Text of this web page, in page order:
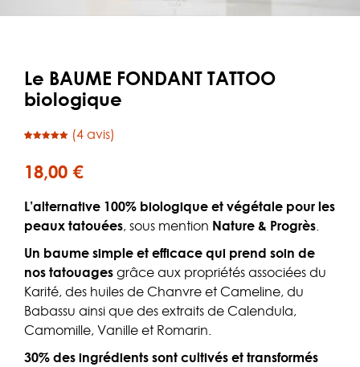
Le BAUME FONDANT TATTOO
biologique
notations
client
(4 avis)
18,00 €
L’alternative 100% biologique et végétale pour les
peaux tatouées, sous mention Nature & Progrès
Un baume simple et efficace qui prend soin de
nos tatouages grâce aux propriétés associées du
Karité, des huiles de Chanvre et Cameline, du
Babassu ainsi que des extraits de Calendula,
Camomille, Vanille et Romarin.
30% des ingrédients sont cultivés et transformés